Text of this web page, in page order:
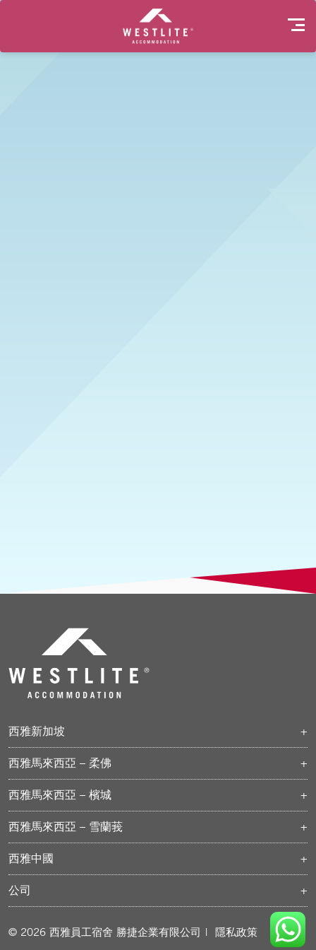
西雅新加坡
ASPRI-西雅帕百
西雅杜尼松
西雅曼达
西雅烏美
西雅兀兰
杜江大路（快速建設宿舍）
克蘭芝路（快速建設宿舍）
大士大道2號（快速建設宿舍）
大士南大道（快速建設宿舍）
西雅馬來西亞 – 柔佛
柔佛科技園
巴西古當
士乃
丹蓬
地普绕
西雅馬來西亞 – 檳城
武吉敏惹
西雅馬來西亞 – 雪蘭莪
西雅-PKNS 八打靈再也
西雅中國
西雅上水
公司
聯繫我們
© 2026 西雅員工宿舍 勝捷企業有限公司 | 隱私政策